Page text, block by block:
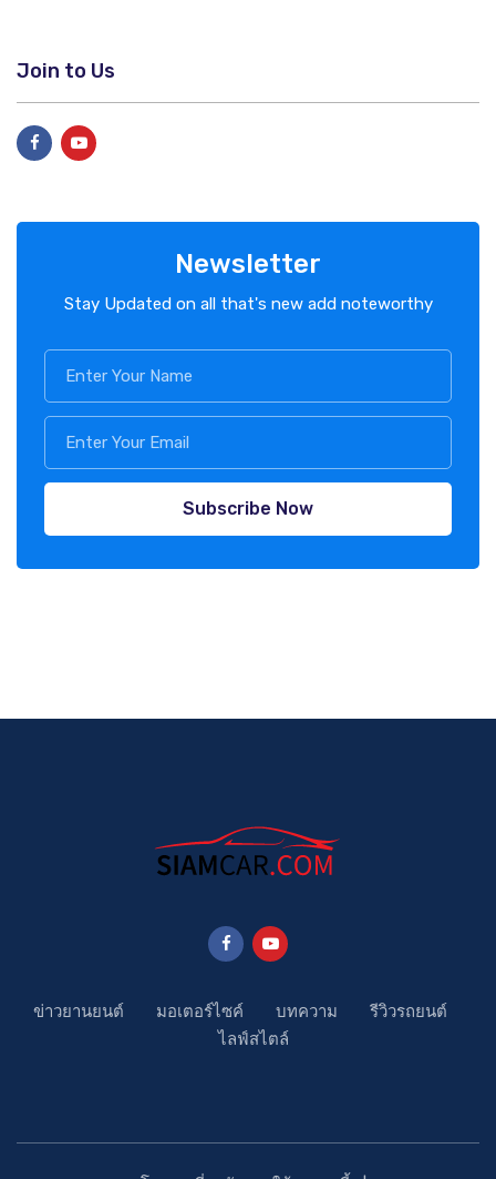
Join to Us
Newsletter
Stay Updated on all that's new add noteworthy
Subscribe Now
ข่าวยานยนต์ มอเตอร์ไซค์ บทความ
รีวิวรถยนต์
ไลฟ์สไตล์